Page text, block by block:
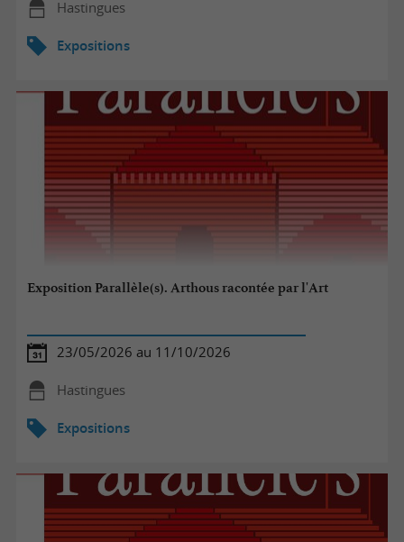
Hastingues
Expositions
Exposition Parallèle(s). Arthous racontée par l'Art
23/05/2026 au 11/10/2026
Hastingues
Expositions